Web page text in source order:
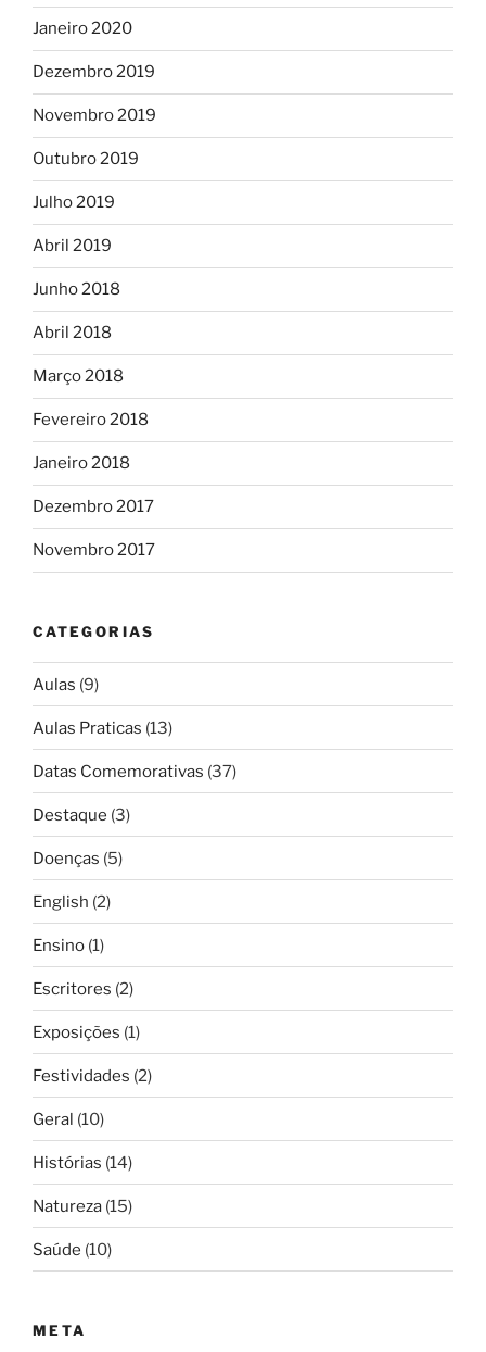
Janeiro 2020
Dezembro 2019
Novembro 2019
Outubro 2019
Julho 2019
Abril 2019
Junho 2018
Abril 2018
Março 2018
Fevereiro 2018
Janeiro 2018
Dezembro 2017
Novembro 2017
CATEGORIAS
Aulas (9)
Aulas Praticas (13)
Datas Comemorativas (37)
Destaque (3)
Doenças (5)
English (2)
Ensino (1)
Escritores (2)
Exposições (1)
Festividades (2)
Geral (10)
Histórias (14)
Natureza (15)
Saúde (10)
META